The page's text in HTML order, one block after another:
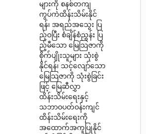
များကို စနစ်တကျ
ကွပ်ကဲထိန်းသိမ်းနိုင်
ရန်၊ အရည်အသွေး ပြ
ည့်ဝပြီး စံချိန်စံညွှန်း ပြ
ည့်မီသော မြေသြဇာကို
စိုက်ပျိုးသူများ သုံးစွဲ
နိုင်ရန်၊ သင့်လျော်သော
မြေသြဇာကို သုံးစွဲခြင်း
ဖြင့် မြေဆီလွှာ
ထိန်းသိမ်းရေးနှင့်
သဘာဝပတ်ဝန်းကျင်
ထိန်းသိမ်းရေးကို
အထောက်အကူပြုနိုင်